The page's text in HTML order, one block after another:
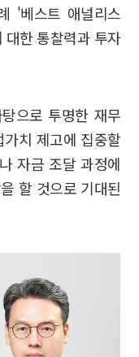
'베스트 애널리스
한 통찰력과 투자
으로 투명한 재무
치 제고에 집중할
자금 조달 과정에
할 것으로 기대된